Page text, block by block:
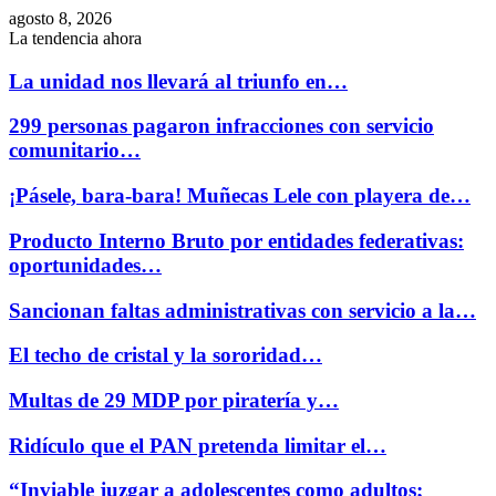
agosto 8, 2026
La tendencia ahora
La unidad nos llevará al triunfo en…
299 personas pagaron infracciones con servicio
comunitario…
¡Pásele, bara-bara! Muñecas Lele con playera de…
Producto Interno Bruto por entidades federativas:
oportunidades…
Sancionan faltas administrativas con servicio a la…
El techo de cristal y la sororidad…
Multas de 29 MDP por piratería y…
Ridículo que el PAN pretenda limitar el…
“Inviable juzgar a adolescentes como adultos;